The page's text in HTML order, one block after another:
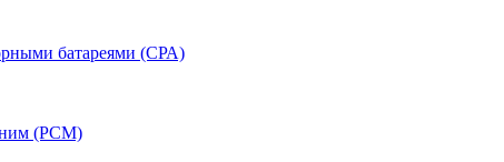
батареями (СРА)
ним (РСМ)